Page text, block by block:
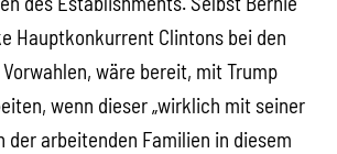
Hauptkonkurrent Clintons bei den
wäre bereit, mit Trump
wenn dieser „wirklich mit seiner
der arbeitenden Familien in diesem